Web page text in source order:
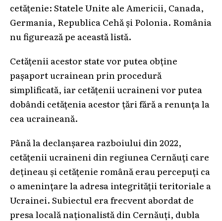
cetățenie: Statele Unite ale Americii, Canada,
Germania, Republica Cehă și Polonia. România
nu figurează pe această listă.
Cetățenii acestor state vor putea obține
pașaport ucrainean prin procedură
simplificată, iar cetățenii ucraineni vor putea
dobândi cetățenia acestor țări fără a renunța la
cea ucraineană.
Până la declanșarea razboiului din 2022,
cetățenii ucraineni din regiunea Cernăuți care
dețineau și cetățenie română erau percepuți ca
o amenințare la adresa integrității teritoriale a
Ucrainei. Subiectul era frecvent abordat de
presa locală naționalistă din Cernăuți, dubla